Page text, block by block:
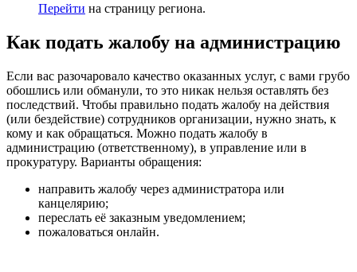
Перейти на страницу региона.
Как подать жалобу на администрацию
Если вас разочаровало качество оказанных услуг, с вами грубо
обошлись или обманули, то это никак нельзя оставлять без
последствий. Чтобы правильно подать жалобу на действия
(или бездействие) сотрудников организации, нужно знать, к
кому и как обращаться. Можно подать жалобу в
администрацию (ответственному), в управление или в
прокуратуру. Варианты обращения:
направить жалобу через администратора или
канцелярию;
переслать её заказным уведомлением;
пожаловаться онлайн.